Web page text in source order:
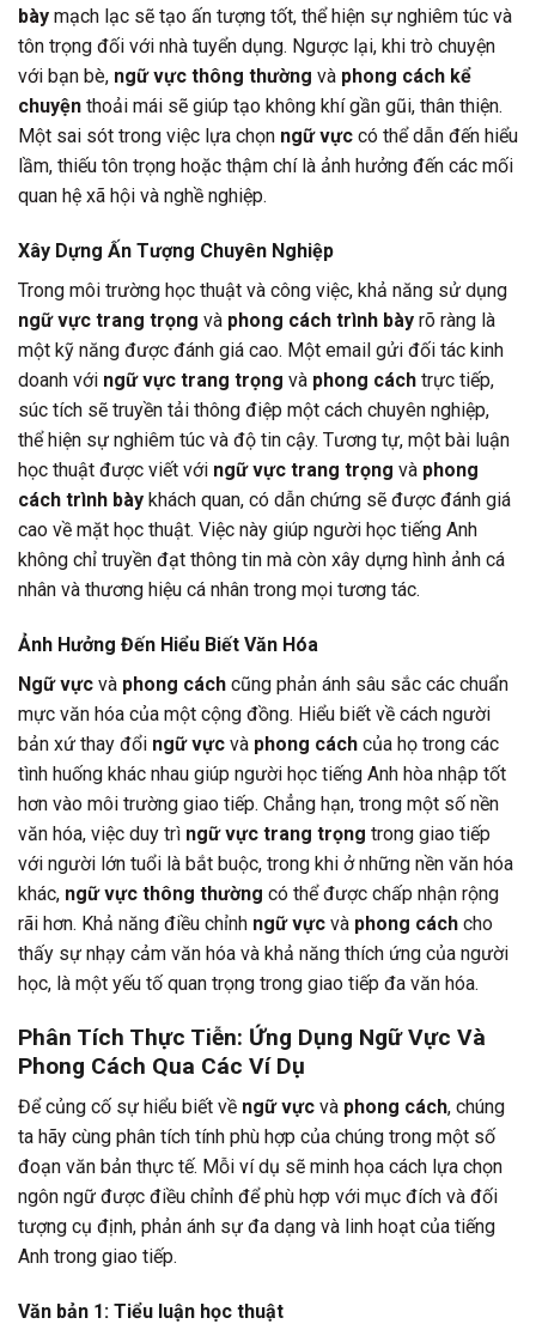
bày mạch lạc sẽ tạo ấn tượng tốt, thể hiện sự nghiêm túc và
tôn trọng đối với nhà tuyển dụng. Ngược lại, khi trò chuyện
với bạn bè, ngữ vực thông thường và phong cách kể
chuyện thoải mái sẽ giúp tạo không khí gần gũi, thân thiện.
Một sai sót trong việc lựa chọn ngữ vực có thể dẫn đến hiểu
lầm, thiếu tôn trọng hoặc thậm chí là ảnh hưởng đến các mối
quan hệ xã hội và nghề nghiệp.
Xây Dựng Ấn Tượng Chuyên Nghiệp
Trong môi trường học thuật và công việc, khả năng sử dụng
ngữ vực trang trọng và phong cách trình bày rõ ràng là
một kỹ năng được đánh giá cao. Một email gửi đối tác kinh
doanh với ngữ vực trang trọng và phong cách trực tiếp,
súc tích sẽ truyền tải thông điệp một cách chuyên nghiệp,
thể hiện sự nghiêm túc và độ tin cậy. Tương tự, một bài luận
học thuật được viết với ngữ vực trang trọng và phong
cách trình bày khách quan, có dẫn chứng sẽ được đánh giá
cao về mặt học thuật. Việc này giúp người học tiếng Anh
không chỉ truyền đạt thông tin mà còn xây dựng hình ảnh cá
nhân và thương hiệu cá nhân trong mọi tương tác.
Ảnh Hưởng Đến Hiểu Biết Văn Hóa
Ngữ vực và phong cách cũng phản ánh sâu sắc các chuẩn
mực văn hóa của một cộng đồng. Hiểu biết về cách người
bản xứ thay đổi ngữ vực và phong cách của họ trong các
tình huống khác nhau giúp người học tiếng Anh hòa nhập tốt
hơn vào môi trường giao tiếp. Chẳng hạn, trong một số nền
văn hóa, việc duy trì ngữ vực trang trọng trong giao tiếp
với người lớn tuổi là bắt buộc, trong khi ở những nền văn hóa
khác, ngữ vực thông thường có thể được chấp nhận rộng
rãi hơn. Khả năng điều chỉnh ngữ vực và phong cách cho
thấy sự nhạy cảm văn hóa và khả năng thích ứng của người
học, là một yếu tố quan trọng trong giao tiếp đa văn hóa.
Phân Tích Thực Tiễn: Ứng Dụng Ngữ Vực Và
Phong Cách Qua Các Ví Dụ
Để củng cố sự hiểu biết về ngữ vực và phong cách, chúng
ta hãy cùng phân tích tính phù hợp của chúng trong một số
đoạn văn bản thực tế. Mỗi ví dụ sẽ minh họa cách lựa chọn
ngôn ngữ được điều chỉnh để phù hợp với mục đích và đối
tượng cụ định, phản ánh sự đa dạng và linh hoạt của tiếng
Anh trong giao tiếp.
Văn bản 1: Tiểu luận học thuật